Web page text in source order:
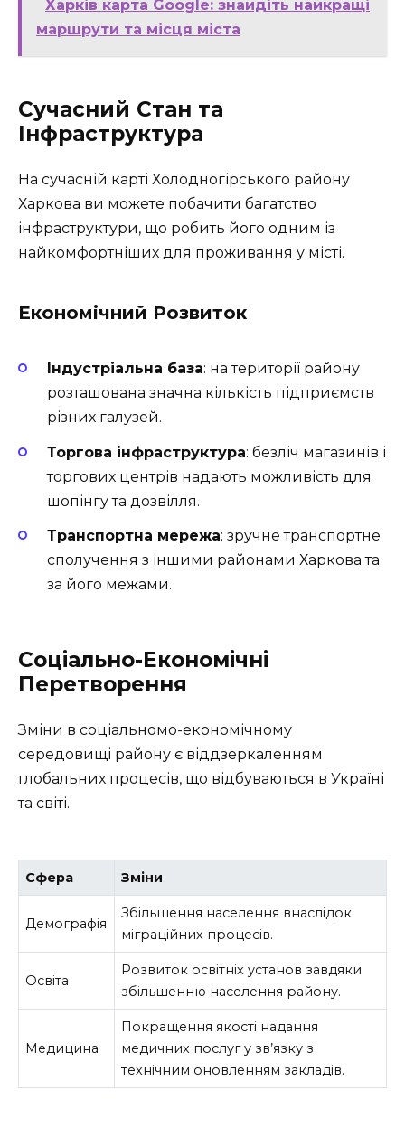
Харків карта Google: знайдіть найкращі
маршрути та місця міста
Сучасний Стан та
Інфраструктура
На сучасній карті Холодногірського району
Харкова ви можете побачити багатство
інфраструктури, що робить його одним із
найкомфортніших для проживання у місті.
Економічний Розвиток
Індустріальна база: на території району
розташована значна кількість підприємств
різних галузей.
Торгова інфраструктура: безліч магазинів і
торгових центрів надають можливість для
шопінгу та дозвілля.
Транспортна мережа: зручне транспортне
сполучення з іншими районами Харкова та
за його межами.
Соціально-Економічні
Перетворення
Зміни в соціальномо-економічному
середовищі району є віддзеркаленням
глобальних процесів, що відбуваються в Україні
та світі.
Сфера Зміни
Демографія
Збільшення населення внаслідок
міграційних процесів.
Освіта
Розвиток освітніх установ завдяки
збільшенню населення району.
Медицина
Покращення якості надання
медичних послуг у зв’язку з
технічним оновленням закладів.